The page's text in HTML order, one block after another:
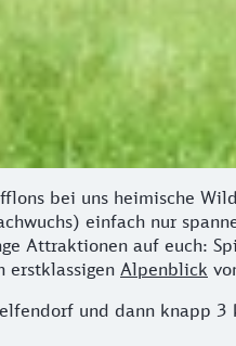
bei uns heimische
einfach nur
Attraktionen auf euch:
erstklassigen Alpenblick
und dann knapp